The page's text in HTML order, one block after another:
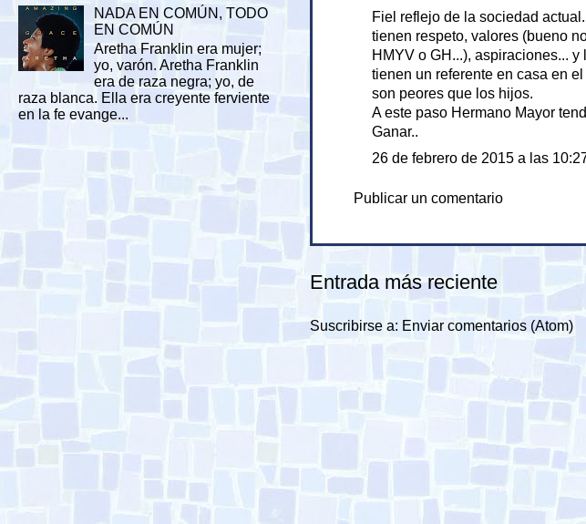
Fiel reflejo de la sociedad
tienen respeto, valores (bueno
HMYV o GH...), aspiraciones...
tienen un referente en casa en
son peores que los hijos.
A este paso Hermano Mayor
Ganar..
26 de febrero de 2015 a las
Publicar un comentario
Entrada más reciente
Suscribirse a: Enviar comentarios (Atom)
NADA EN COMÚN, TODO
EN COMÚN
Aretha Franklin era mujer;
yo, varón. Aretha Franklin
era de raza negra; yo, de
raza blanca. Ella era creyente ferviente
en la fe evange...